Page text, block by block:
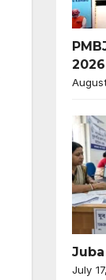
2026
July